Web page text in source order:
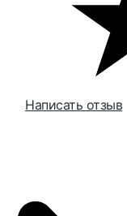
Написать отзыв